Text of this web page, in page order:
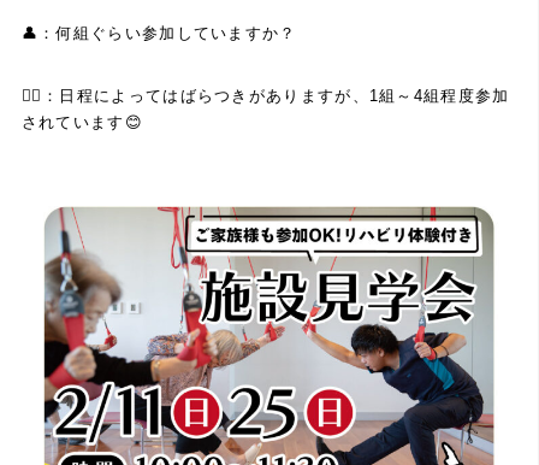
👤：何組ぐらい参加していますか？
💁‍♀️ ：日程によってはばらつきがありますが、 1組～ 4組程度参加
されています 😊